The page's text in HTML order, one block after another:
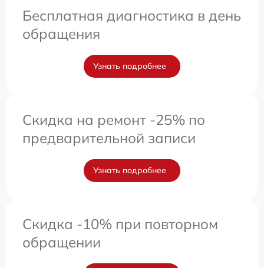
Бесплатная диагностика в день
обращения
Узнать подробнее
Скидка на ремонт -25% по
предварительной записи
Узнать подробнее
Скидка -10% при повторном
обращении